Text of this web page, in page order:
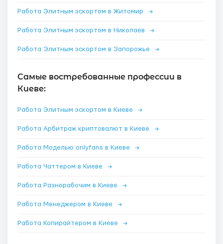
Работа Элитным эскортом в Житомир →
Работа Элитным эскортом в Николаев →
Работа Элитным эскортом в Запорожье →
Самые востребованные профессии в
Киеве:
Работа Элитным эскортом в Киеве →
Работа Арбитраж криптовалют в Киеве →
Работа Моделью onlyfans в Киеве →
Работа Чаттером в Киеве →
Работа Разнорабочим в Киеве →
Работа Менеджером в Киеве →
Работа Копирайтером в Киеве →